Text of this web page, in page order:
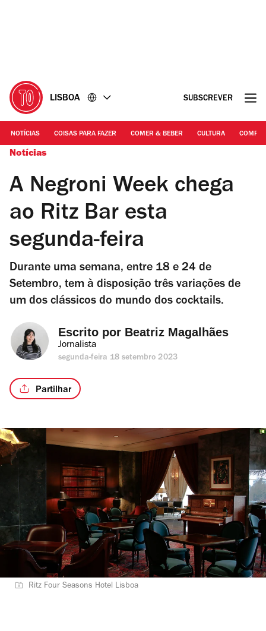
LISBOA SUBSCREVER
NOTÍCIAS COISAS PARA FAZER COMER & BEBER CULTURA
Notícias
A Negroni Week chega
ao Ritz Bar esta
segunda-feira
Durante uma semana, entre 18 e 24 de
Setembro, tem à disposição três variações de
um dos clássicos do mundo dos cocktails.
Escrito por Beatriz Magalhães
Jornalista
segunda-feira 18 setembro 2023
Partilhar
Ritz Four Seasons Hotel Lisboa